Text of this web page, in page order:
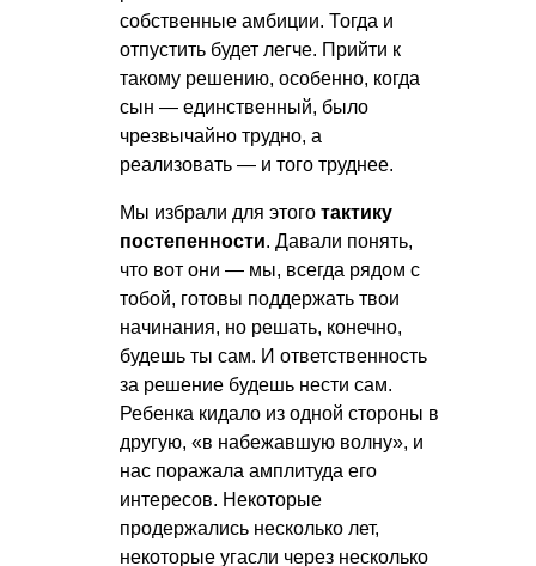
собственные амбиции. Тогда и
отпустить будет легче. Прийти к
такому решению, особенно, когда
сын — единственный, было
чрезвычайно трудно, а
реализовать — и того труднее.
Мы избрали для этого тактику
постепенности. Давали понять,
что вот они — мы, всегда рядом с
тобой, готовы поддержать твои
начинания, но решать, конечно,
будешь ты сам. И ответственность
за решение будешь нести сам.
Ребенка кидало из одной стороны в
другую, «в набежавшую волну», и
нас поражала амплитуда его
интересов. Некоторые
продержались несколько лет,
некоторые угасли через несколько